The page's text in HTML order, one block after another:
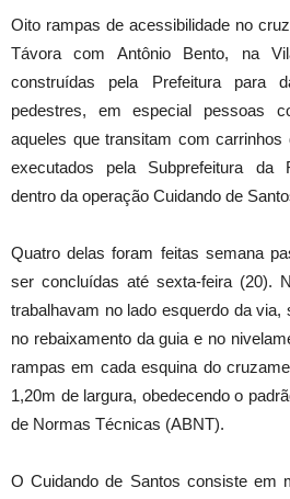
Oito rampas de acessibilidade no
Távora com Antônio Bento, na
construídas pela Prefeitura para
pedestres, em especial pessoas
aqueles que transitam com
executados pela Subprefeitura da
dentro da operação Cuidando de
Quatro delas foram feitas semana
ser concluídas até sexta-feira (20).
trabalhavam no lado esquerdo da via,
no rebaixamento da guia e no
rampas em cada esquina do
1,20m de largura, obedecendo o
de Normas Técnicas (ABNT).
O Cuidando de Santos consiste em